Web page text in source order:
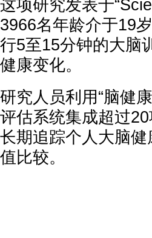
这项研究发表于
3966名年龄介于19
行5至15分钟的大脑
健康变化。
研究人员利用“脑健
评估系统集成超过
长期追踪个人大脑
值比较。